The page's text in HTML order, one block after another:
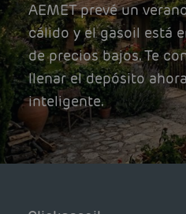
AEMET prevé un
cálido y el gasoil está
de precios bajos. Te
llenar el depósito
inteligente.